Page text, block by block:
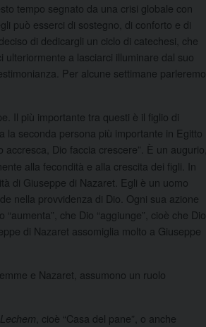
tempo segnato da una crisi globale con
può esserci di sostegno, di conforto e di
di dedicargli un ciclo di catechesi, che
ulteriormente a lasciarci illuminare dal suo
Per alcune settimane parleremo
Il più importante tra questi è il figlio di
la seconda persona più importante in Egitto
Dio faccia crescere”. È un augurio,
alla fecondità e alla crescita dei figli. In
di Giuseppe di Nazaret. Egli è un uomo
nella provvidenza di Dio. Ogni sua azione
che Dio “aggiunge”, cioè che Dio
di Nazaret assomiglia molto a Giuseppe
e Nazaret, assumono un ruolo
, cioè “Casa del pane”, o anche